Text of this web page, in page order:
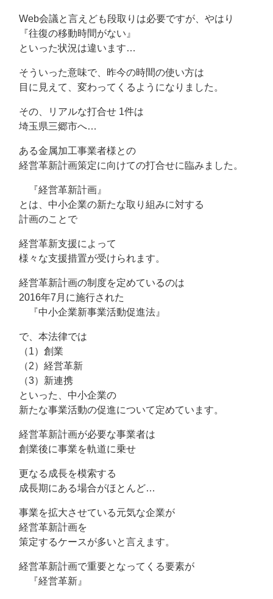
Web会議と言えども段取りは必要ですが、やはり
『往復の移動時間がない』
といった状況は違います…
そういった意味で、昨今の時間の使い方は
目に見えて、変わってくるようになりました。
その、リアルな打合せ 1件は
埼玉県三郷市へ…
ある金属加工事業者様との
経営革新計画策定に向けての打合せに臨みました。
『経営革新計画』
とは、中小企業の新たな取り組みに対する
計画のことで
経営革新支援によって
様々な支援措置が受けられます。
経営革新計画の制度を定めているのは
2016年7月に施行された
『中小企業新事業活動促進法』
で、本法律では
（1）創業
（2）経営革新
（3）新連携
といった、中小企業の
新たな事業活動の促進について定めています。
経営革新計画が必要な事業者は
創業後に事業を軌道に乗せ
更なる成長を模索する
成長期にある場合がほとんど…
事業を拡大させている元気な企業が
経営革新計画を
策定するケースが多いと言えます。
経営革新計画で重要となってくる要素が
『経営革新』